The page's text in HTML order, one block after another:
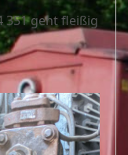
351 geht fleißig